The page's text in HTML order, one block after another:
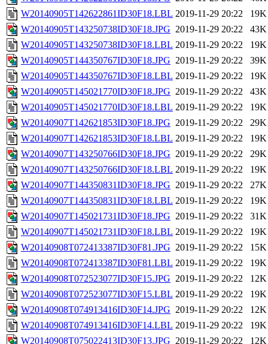
W20140905T142622861ID30F18.LBL 2019-11-29 20:22
19K
W20140905T143250738ID30F18.JPG 2019-11-29 20:22
43K
W20140905T143250738ID30F18.LBL 2019-11-29 20:22
19K
W20140905T144350767ID30F18.JPG 2019-11-29 20:22
39K
W20140905T144350767ID30F18.LBL 2019-11-29 20:22
19K
W20140905T145021770ID30F18.JPG 2019-11-29 20:22
43K
W20140905T145021770ID30F18.LBL 2019-11-29 20:22
19K
W20140907T142621853ID30F18.JPG 2019-11-29 20:22
29K
W20140907T142621853ID30F18.LBL 2019-11-29 20:22
19K
W20140907T143250766ID30F18.JPG 2019-11-29 20:22
29K
W20140907T143250766ID30F18.LBL 2019-11-29 20:22
19K
W20140907T144350831ID30F18.JPG 2019-11-29 20:22
27K
W20140907T144350831ID30F18.LBL 2019-11-29 20:22
19K
W20140907T145021731ID30F18.JPG 2019-11-29 20:22
31K
W20140907T145021731ID30F18.LBL 2019-11-29 20:22
19K
W20140908T072413387ID30F81.JPG 2019-11-29 20:22
15K
W20140908T072413387ID30F81.LBL 2019-11-29 20:22
19K
W20140908T072523077ID30F15.JPG 2019-11-29 20:22
12K
W20140908T072523077ID30F15.LBL 2019-11-29 20:22
19K
W20140908T074913416ID30F14.JPG 2019-11-29 20:22
12K
W20140908T074913416ID30F14.LBL 2019-11-29 20:22
19K
W20140908T075022413ID30F13.JPG 2019-11-29 20:22
12K